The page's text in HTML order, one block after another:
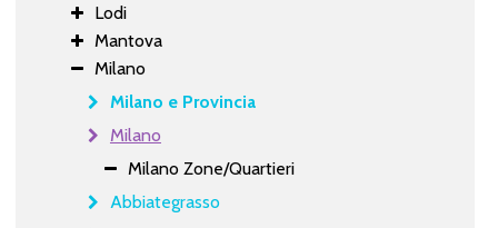
Lodi
Mantova
Milano
Milano e Provincia
Milano
Milano Zone/Quartieri
Abbiategrasso